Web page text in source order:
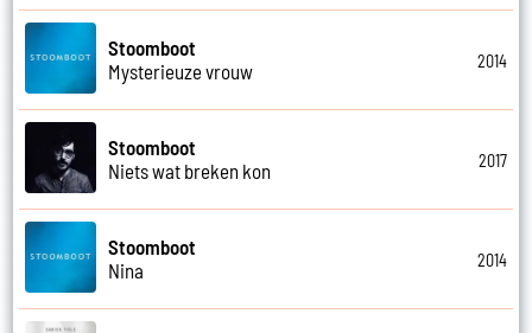
Stoomboot
Mysterieuze vrouw
2014
Stoomboot
Niets wat breken kon
2017
Stoomboot
Nina
2014